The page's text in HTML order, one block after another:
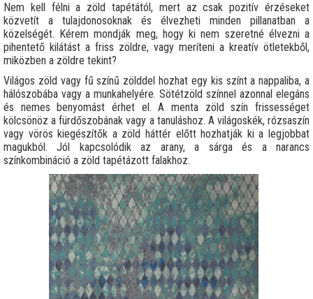
Nem kell félni a zöld tapétától, mert az csak pozitív érzéseket
közvetít a tulajdonosoknak és élvezheti minden pillanatban a
közelségét. Kérem mondják meg, hogy ki nem szeretné élvezni a
pihentető kilátást a friss zöldre, vagy meríteni a kreatív ötletekből,
miközben a zöldre tekint?
Világos zöld vagy fű színű zölddel hozhat egy kis színt a nappaliba, a
hálószobába vagy a munkahelyére. Sötétzöld színnel azonnal elegáns
és nemes benyomást érhet el. A menta zöld szín frissességet
kölcsönöz a fürdőszobának vagy a tanuláshoz. A világoskék, rózsaszín
vagy vörös kiegészítők a zöld háttér előtt hozhatják ki a legjobbat
magukból. Jól kapcsolódik az arany, a sárga és a narancs
színkombináció a zöld tapétázott falakhoz.